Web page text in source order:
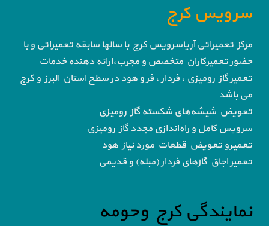
سرویس کرج
مرکز تعمیراتی آریاسرویس کرج با سالها سابقه تعمیراتی و با
حضور تعمیرکاران متخصص و مجرب،ارائه دهنده خدمات
تعمیر گاز رومیزی ، فردار ، فر و هود در سطح استان البرز و کرج
می باشد
تعویض شیشه‌های شکسته گاز رومیزی
سرویس کامل و راه‌اندازی مجدد گاز رومیزی
تعمیرو تعویض قطعات مورد نیاز هود
تعمیر اجاق گاز‌های فردار (مبله) و قدیمی
نمایندگی کرج وحومه